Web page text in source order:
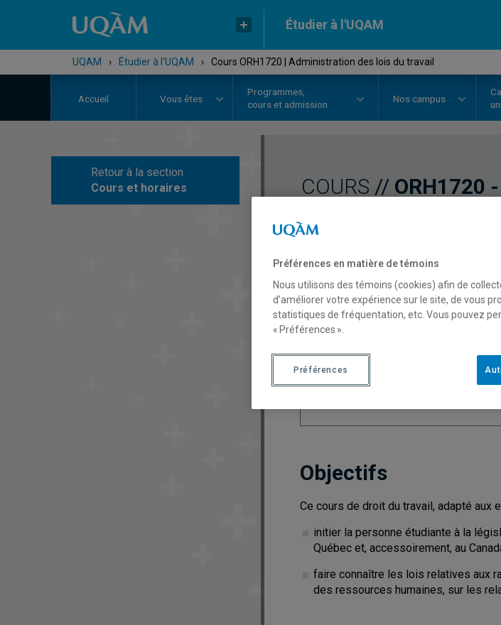
Étudier à l'UQAM
UQAM › Étudier à l'UQAM › Cours ORH1720 | Administration des lois du travail
Accueil Vous êtes
Programmes,
cours et admission
Nos campus
Retour à la section
Cours et horaires
COURS // ORH1720 -
Type de cours
Objectifs
Ce cours de droit du travail, adapté
initier la personne étudiante à la
Québec et, accessoirement, au
faire connaître les lois relatives aux
des ressources humaines, sur les
Préférences en matière de témoins
Nous utilisons des témoins (cookies) afin de
d’améliorer votre expérience sur le site, de vous
statistiques de fréquentation, etc. Vous pouvez
« Préférences ».
Préférences